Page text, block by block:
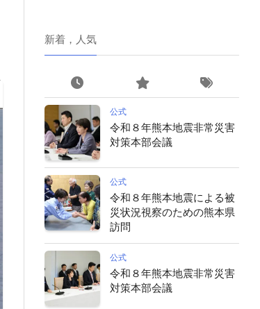
新着，人気
公式
令和８年熊本地震非常災害
対策本部会議
公式
令和８年熊本地震による被
災状況視察のための熊本県
訪問
公式
令和８年熊本地震非常災害
対策本部会議